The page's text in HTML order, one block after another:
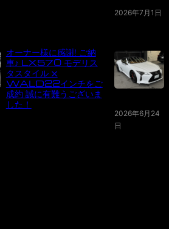
2026年7月1日
オーナー様に感謝! ご納
車♪ LX570 モデリス
タスタイル x
WALD22インチをご
成約 誠に有難うございま
した！
2026年6月24
日